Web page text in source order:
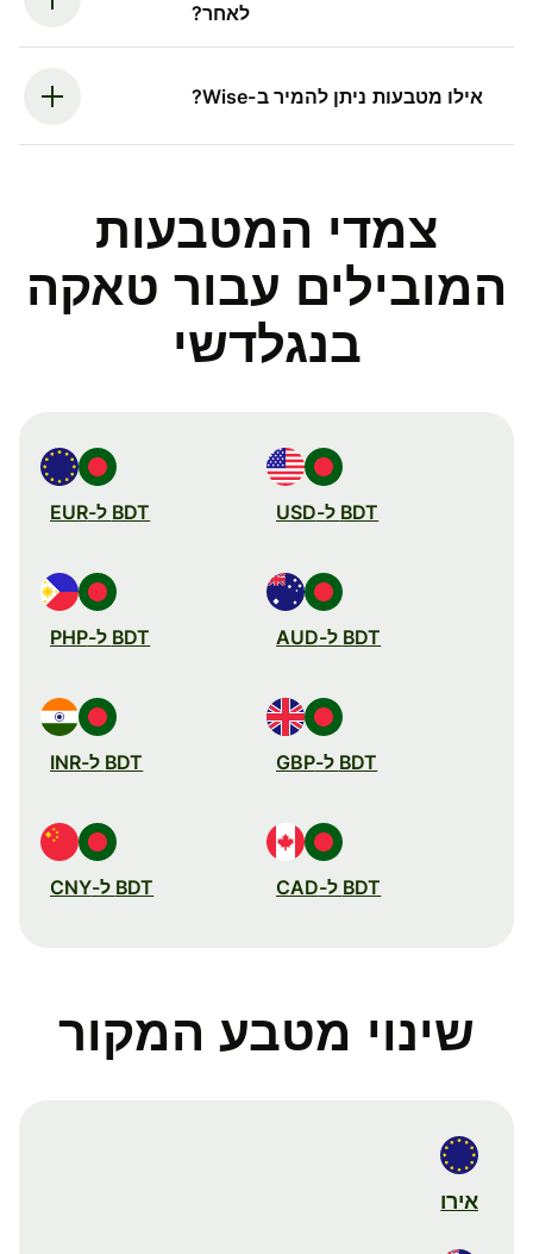
לאחר?
אילו מטבעות ניתן להמיר ב-Wise?
צמדי המטבעות
המובילים עבור טאקה
בנגלדשי
BDT ל-USD BDT ל-EUR
BDT ל-AUD BDT ל-PHP
BDT ל-GBP BDT ל-INR
BDT ל-CAD BDT ל-CNY
שינוי מטבע המקור
אירו